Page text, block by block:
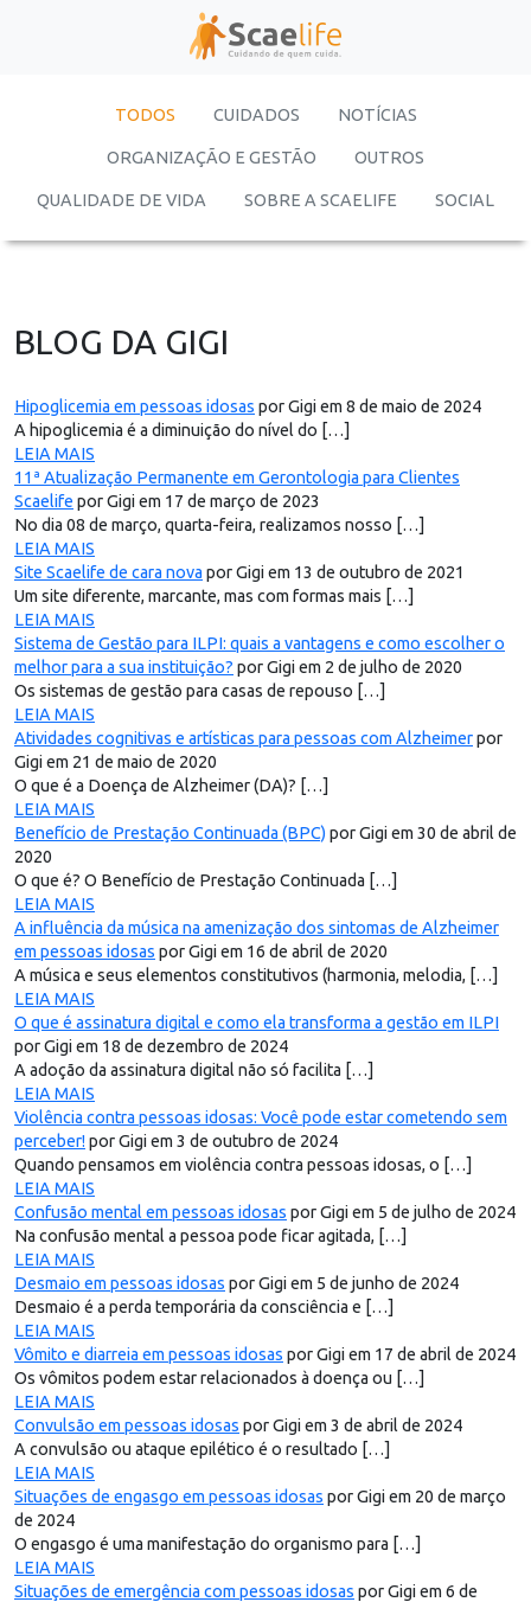
TODOS CUIDADOS NOTÍCIAS
ORGANIZAÇÃO E GESTÃO OUTROS
QUALIDADE DE VIDA SOBRE A SCAELIFE SOCIAL
BLOG DA GIGI
Hipoglicemia em pessoas idosas por Gigi em 8 de maio de 2024
A hipoglicemia é a diminuição do nível do […]
LEIA MAIS
11ª Atualização Permanente em Gerontologia para Clientes
Scaelife por Gigi em 17 de março de 2023
No dia 08 de março, quarta-feira, realizamos nosso […]
LEIA MAIS
Site Scaelife de cara nova por Gigi em 13 de outubro de 2021
Um site diferente, marcante, mas com formas mais […]
LEIA MAIS
Sistema de Gestão para ILPI: quais a vantagens e como escolher o
melhor para a sua instituição? por Gigi em 2 de julho de 2020
Os sistemas de gestão para casas de repouso […]
LEIA MAIS
Atividades cognitivas e artísticas para pessoas com Alzheimerpor
Gigi em 21 de maio de 2020
O que é a Doença de Alzheimer (DA)? […]
LEIA MAIS
Benefício de Prestação Continuada (BPC) por Gigi em 30 de abril de
2020
O que é? O Benefício de Prestação Continuada […]
LEIA MAIS
A influência da música na amenização dos sintomas de Alzheimer
em pessoas idosas por Gigi em 16 de abril de 2020
A música e seus elementos constitutivos (harmonia, melodia, […]
LEIA MAIS
O que é assinatura digital e como ela transforma a gestão em ILPI
por Gigi em 18 de dezembro de 2024
A adoção da assinatura digital não só facilita […]
LEIA MAIS
Violência contra pessoas idosas: Você pode estar cometendo sem
perceber! por Gigi em 3 de outubro de 2024
Quando pensamos em violência contra pessoas idosas, o […]
LEIA MAIS
Confusão mental em pessoas idosas por Gigi em 5 de julho de 2024
Na confusão mental a pessoa pode ficar agitada, […]
LEIA MAIS
Desmaio em pessoas idosas por Gigi em 5 de junho de 2024
Desmaio é a perda temporária da consciência e […]
LEIA MAIS
Vômito e diarreia em pessoas idosas por Gigi em 17 de abril de 2024
Os vômitos podem estar relacionados à doença ou […]
LEIA MAIS
Convulsão em pessoas idosas por Gigi em 3 de abril de 2024
A convulsão ou ataque epilético é o resultado […]
LEIA MAIS
Situações de engasgo em pessoas idosas por Gigi em 20 de março
de 2024
O engasgo é uma manifestação do organismo para […]
LEIA MAIS
Situações de emergência com pessoas idosas por Gigi em 6 de